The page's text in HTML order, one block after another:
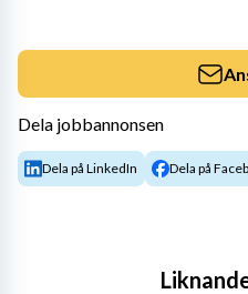
Dela jobbannonsen
Dela på LinkedIn Dela på